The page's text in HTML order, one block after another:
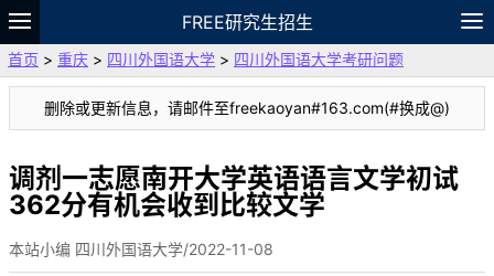
FREE研究生招生
题库
故事 专题 APP 笔记
论坛
VIP
资料
首页 > 重庆 > 四川外国语大学 > 四川外国语大学考研问题
删除或更新信息，请邮件至freekaoyan#163.com(#换成@)
调剂一志愿南开大学英语语言文学初试
362分有机会收到比较文学
本站小编 四川外国语大学/2022-11-08